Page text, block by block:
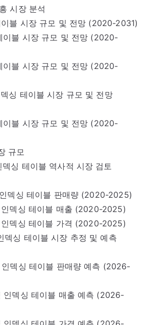
시장 분석
블 시장 규모 및 전망 (2020-2031)
이블 시장 규모 및 전망 (2020-
이블 시장 규모 및 전망 (2020-
싱 테이블 시장 규모 및 전망
이블 시장 규모 및 전망 (2020-
규모
싱 테이블 역사적 시장 검토
덱싱 테이블 판매량 (2020-2025)
인덱싱 테이블 매출 (2020-2025)
인덱싱 테이블 가격 (2020-2025)
덱싱 테이블 시장 추정 및 예측
인덱싱 테이블 판매량 예측 (2026-
인덱싱 테이블 매출 예측 (2026-